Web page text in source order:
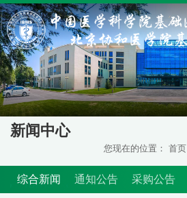
新闻中心
您现在的位置： 首页
综合新闻 通知公告 采购公告